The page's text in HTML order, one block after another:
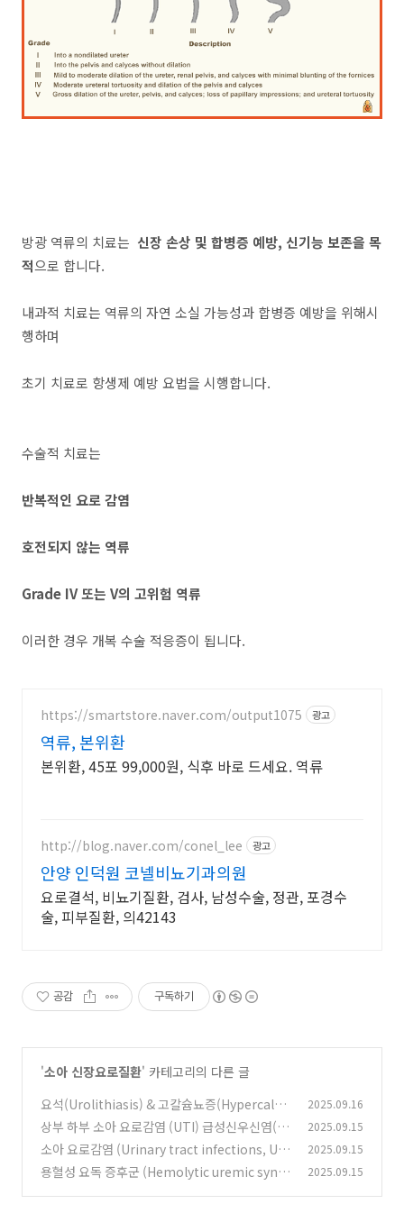
방광 역류의 치료는 신장 손상 및 합병증 예방, 신기능 보존을 목
적으로 합니다.
내과적 치료는 역류의 자연 소실 가능성과 합병증 예방을 위해시
행하며
초기 치료로 항생제 예방 요법을 시행합니다.
수술적 치료는
반복적인 요로 감염
호전되지 않는 역류
Grade IV 또는 V의 고위험 역류
이러한 경우 개복 수술 적응증이 됩니다.
https://smartstore.naver.com/output1075 광고
역류, 본위환
본위환, 45포 99,000원, 식후 바로 드세요. 역류
http://blog.naver.com/conel_lee 광고
안양 인덕원 코넬비뇨기과의원
요로결석, 비뇨기질환, 검사, 남성수술, 정관, 포경수
술, 피부질환, 의42143
공감 구독하기
'소아 신장요로질환' 카테고리의 다른 글
요석(Urolithiasis) & 고칼슘뇨증(Hypercalciu
ria) (0)
2025.09.16
상부 하부 소아 요로감염 (UTI) 급성신우신염(A
PN) 진단 치료 입원 항생제 DMSA 스캔
(1)
2025.09.15
소아 요로감염 (Urinary tract infections, UT
I) (0)
2025.09.15
용혈성 요독 증후군 (Hemolytic uremic syndr
2025.09.15